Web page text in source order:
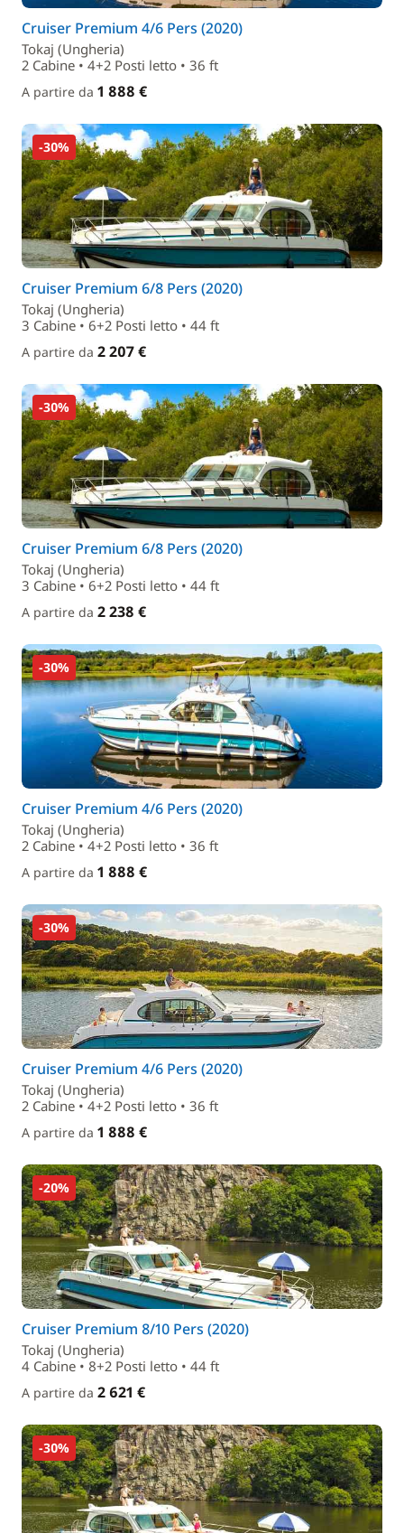
Cruiser Premium 4/6 Pers (2020)
Tokaj (Ungheria)
2 Cabine • 4+2 Posti letto • 36 ft
A partire da 1 888 €
-30%
Cruiser Premium 6/8 Pers (2020)
Tokaj (Ungheria)
3 Cabine • 6+2 Posti letto • 44 ft
A partire da 2 207 €
-30%
Cruiser Premium 6/8 Pers (2020)
Tokaj (Ungheria)
3 Cabine • 6+2 Posti letto • 44 ft
A partire da 2 238 €
-30%
Cruiser Premium 4/6 Pers (2020)
Tokaj (Ungheria)
2 Cabine • 4+2 Posti letto • 36 ft
A partire da 1 888 €
-30%
Cruiser Premium 4/6 Pers (2020)
Tokaj (Ungheria)
2 Cabine • 4+2 Posti letto • 36 ft
A partire da 1 888 €
-20%
Cruiser Premium 8/10 Pers (2020)
Tokaj (Ungheria)
4 Cabine • 8+2 Posti letto • 44 ft
A partire da 2 621 €
-30%